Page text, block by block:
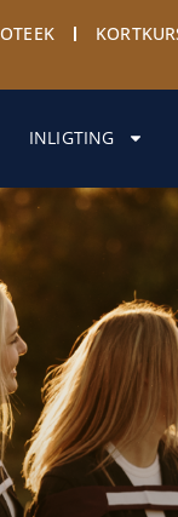
INLIGTING